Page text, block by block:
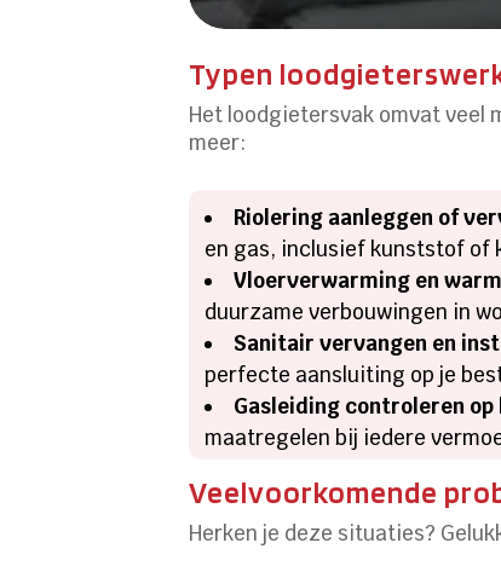
Typen
Het loodgietersvak omvat veel
meer:
Riolering aanleggen of
en gas, inclusief kunststof of
Vloerverwarming en
duurzame verbouwingen in
Sanitair vervangen en
perfecte aansluiting op je
Gasleiding controleren
maatregelen bij iedere
Veelvoorkomende
Herken je deze situaties?